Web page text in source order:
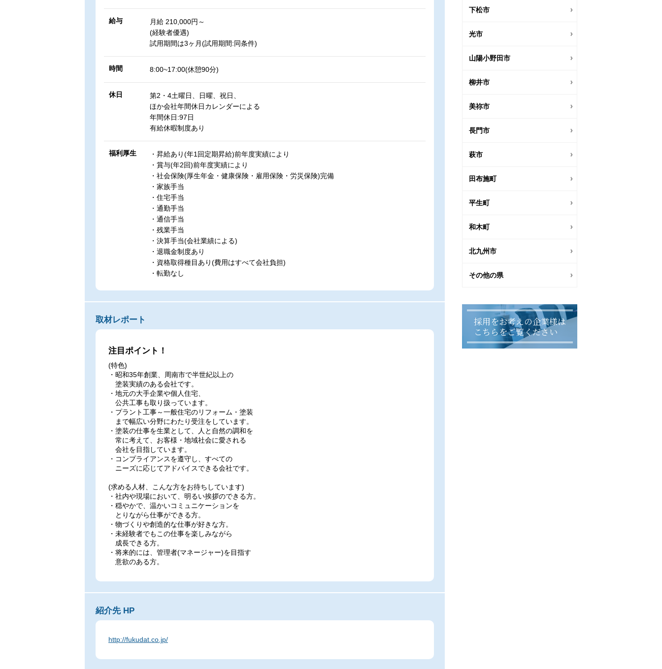
給与
月給 210,000円～
(経験者優遇)
試用期間は3ヶ月(試用期間:同条件)
時間 8:00~17:00(休憩90分)
休日
第2・4土曜日、日曜、祝日、
ほか会社年間休日カレンダーによる
年間休日:97日
有給休暇制度あり
福利厚生
・昇給あり(年1回定期昇給)前年度実績により
・賞与(年2回)前年度実績により
・社会保険(厚生年金・健康保険・雇用保険・労災保険)完備
・家族手当
・住宅手当
・通勤手当
・通信手当
・残業手当
・決算手当(会社業績による)
・退職金制度あり
・資格取得種目あり(費用はすべて会社負担)
・転勤なし
取材レポート
注目ポイント！
(特色)
・昭和35年創業、周南市で半世紀以上の
塗装実績のある会社です。
・地元の大手企業や個人住宅、
公共工事も取り扱っています。
・プラント工事～一般住宅のリフォーム・塗装
まで幅広い分野にわたり受注をしています。
・塗装の仕事を生業として、人と自然の調和を
常に考えて、お客様・地域社会に愛される
会社を目指しています。
・コンプライアンスを遵守し、すべての
ニーズに応じてアドバイスできる会社です。
(求める人材、こんな方をお待ちしています)
・社内や現場において、明るい挨拶のできる方。
・穏やかで、温かいコミュニケーションを
とりながら仕事ができる方。
・物づくりや創造的な仕事が好きな方。
・未経験者でもこの仕事を楽しみながら
成長できる方。
・将来的には、管理者(マネージャー)を目指す
意欲のある方。
紹介先 HP
http://fukudat.co.jp/
下松市
光市
山陽小野田市
柳井市
美祢市
長門市
萩市
田布施町
平生町
和木町
北九州市
その他の県
採用をお考えの企業様は
こちらをご覧ください